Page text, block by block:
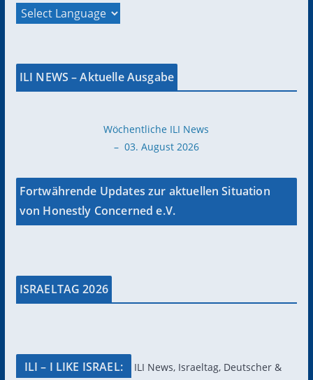
ILI NEWS – Aktuelle Ausgabe
Wöchentliche ILI News
– 03. August 2026
Fortwährende Updates zur aktuellen Situation
von Honestly Concerned e.V.
ISRAELTAG 2026
ILI – I LIKE ISRAEL:
ILI News, Israeltag, Deutscher &